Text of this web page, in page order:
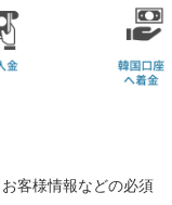
客様情報などの必須